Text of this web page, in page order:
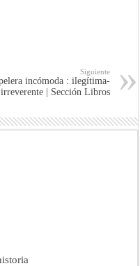
Siguiente
incómoda : ilegítima-
irreverente | Sección Libros